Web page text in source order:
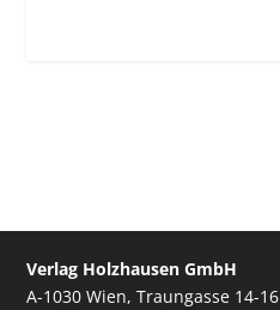
Verlag Holzhausen GmbH
A-1030 Wien, Traungasse 14-16